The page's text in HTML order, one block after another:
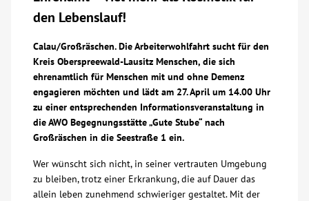
Begegnung
Bildung
Über uns
Veranstaltungen
Spenden
den Lebenslauf!
Calau/Großräschen. Die Arbeiterwohlfahrt sucht für den
Kreis Oberspreewald-Lausitz Menschen, die sich
ehrenamtlich für Menschen mit und ohne Demenz
engagieren möchten und lädt am 27. April um 14.00 Uhr
zu einer entsprechenden Informationsveranstaltung in
die AWO Begegnungsstätte „Gute Stube“ nach
Großräschen in die Seestraße 1 ein.
Wer wünscht sich nicht, in seiner vertrauten Umgebung
zu bleiben, trotz einer Erkrankung, die auf Dauer das
allein leben zunehmend schwieriger gestaltet. Mit der